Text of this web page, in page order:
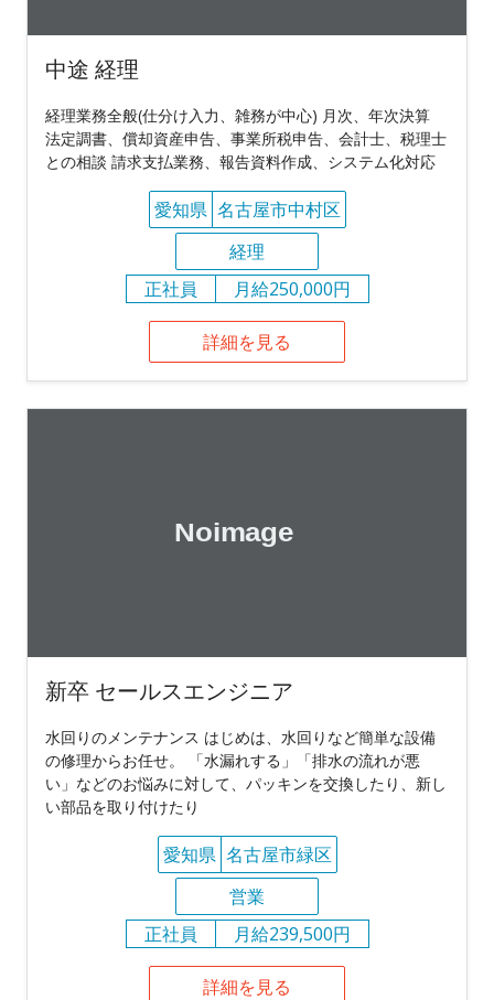
中途 経理
経理業務全般(仕分け入力、雑務が中心) 月次、年次決算
法定調書、償却資産申告、事業所税申告、会計士、税理士
との相談 請求支払業務、報告資料作成、システム化対応
愛知県 名古屋市中村区
経理
正社員
月給250,000円
詳細を見る
新卒 セールスエンジニア
水回りのメンテナンス はじめは、水回りなど簡単な設備
の修理からお任せ。 「水漏れする」「排水の流れが悪
い」などのお悩みに対して、パッキンを交換したり、新し
い部品を取り付けたり
愛知県 名古屋市緑区
営業
正社員
月給239,500円
詳細を見る